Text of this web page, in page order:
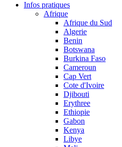
Infos pratiques
Afrique
Afrique du Sud
Algerie
Benin
Botswana
Burkina Faso
Cameroun
Cap Vert
Cote d'Ivoire
Djibouti
Erythree
Ethiopie
Gabon
Kenya
Libye